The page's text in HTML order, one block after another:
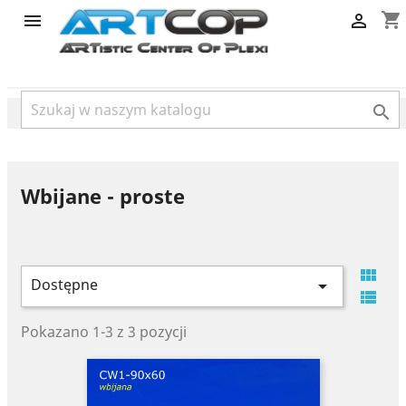
category
 shopping_cart


Wbijane - proste
Dostępne 


Pokazano 1-3 z 3 pozycji